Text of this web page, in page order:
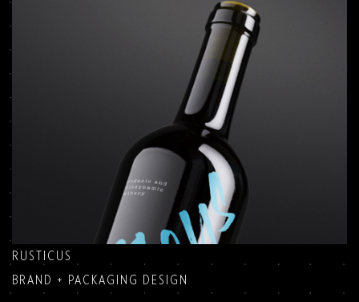
RUSTICUS
BRAND + PACKAGING DESIGN